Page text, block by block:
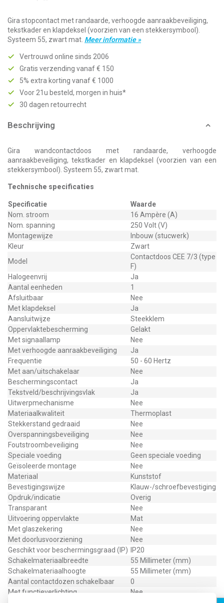
Gira stopcontact met randaarde, verhoogde aanraakbeveiliging,
tekstkader en klapdeksel (voorzien van een stekkersymbool).
Systeem 55, zwart mat. Meer informatie »
Vertrouwd online sinds 2006
Gratis verzending vanaf € 150
5% extra korting vanaf € 1000
Voor 21u besteld, morgen in huis*
30 dagen retourrecht
Beschrijving
Gira wandcontactdoos met randaarde, verhoogde
aanraakbeveiliging, tekstkader en klapdeksel (voorzien van een
stekkersymbool). Systeem 55, zwart mat.
Technische specificaties
Specificatie
Waarde
Nom. stroom
16 Ampère (A)
Nom. spanning
250 Volt (V)
Montagewijze
Inbouw (stucwerk)
Kleur
Zwart
Model
Contactdoos CEE 7/3 (type
F)
Halogeenvrij
Ja
Aantal eenheden
1
Afsluitbaar
Nee
Met klapdeksel
Ja
Aansluitwijze
Steekklem
Oppervlaktebescherming
Gelakt
Met signaallamp
Nee
Met verhoogde aanraakbeveiliging
Ja
Frequentie
50 - 60 Hertz
Met aan/uitschakelaar
Nee
Beschermingscontact
Ja
Tekstveld/beschrijvingsvlak
Ja
Uitwerpmechanisme
Nee
Materiaalkwaliteit
Thermoplast
Stekkerstand gedraaid
Nee
Overspanningsbeveiliging
Nee
Foutstroombeveiliging
Nee
Speciale voeding
Geen speciale voeding
Geïsoleerde montage
Nee
Materiaal
Kunststof
Bevestigingswijze
Klauw-/schroefbevestiging
Opdruk/indicatie
Overig
Transparant
Nee
Uitvoering oppervlakte
Mat
Met glaszekering
Nee
Met doorlusvoorziening
Nee
Geschikt voor beschermingsgraad (IP)
IP20
Schakelmateriaalbreedte
55 Millimeter (mm)
Schakelmateriaalhoogte
55 Millimeter (mm)
Aantal contactdozen schakelbaar
0
Met functieverlichting
Nee